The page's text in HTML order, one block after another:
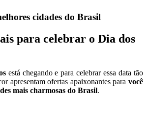
cidades do Brasil
para celebrar o Dia dos
está chegando e para celebrar essa data tão
apresentam ofertas apaixonantes para você
mais charmosas do Brasil.